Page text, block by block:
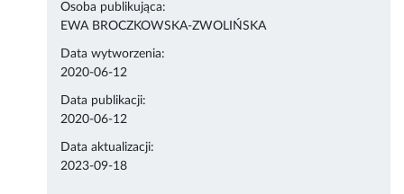
Osoba publikująca:
EWA BROCZKOWSKA-ZWOLIŃSKA
Data wytworzenia:
2020-06-12
Data publikacji:
2020-06-12
Data aktualizacji:
2023-09-18